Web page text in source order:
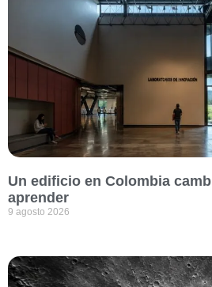
Un edificio en Colombia
aprender
9 agosto 2026